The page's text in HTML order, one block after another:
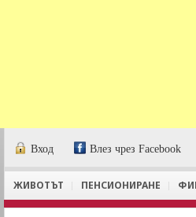
Вход Влез чрез Facebook
ЖИВОТЪТ ПЕНСИОНИРАНЕ